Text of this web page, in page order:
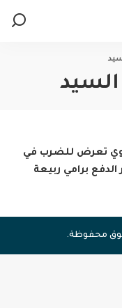
تعرض للضرب في
برامي ربيعة